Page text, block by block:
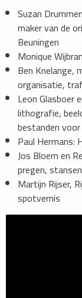
Suzan
maker van de
Beuningen
Monique
Ben Knelange,
organisatie,
Leon Glasboer
lithografie,
bestanden
Paul Hermans:
Jos Bloem en
pregen,
Martijn Rijser,
spotvernis